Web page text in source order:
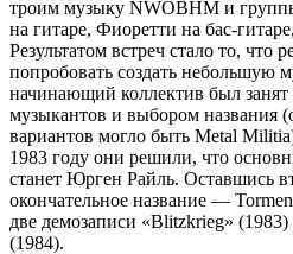
троим музыку NWOBHM и
на гитаре, Фиоретти на бас-
Результатом встреч стало то, что
попробовать создать небольшую
начинающий коллектив был
музыкантов и выбором названия
вариантов могло быть Metal
1983 году они решили, что
станет Юрген Райль. Оставшись
окончательное название —
две демозаписи «Blitzkrieg»
(1984).